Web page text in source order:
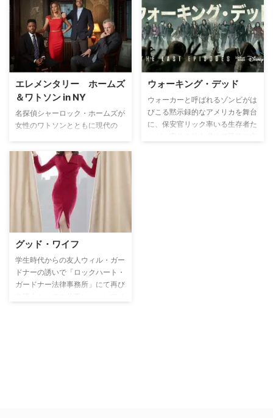
ルター・ビショップ博士という、
フリンジ・サイエンス（非主流科
学）の天才博士の名が浮き上が
る。しかし、博士は17年間ある施
設に収容されており、博士に相談
できる唯一の手段は、疎遠になっ
ていた博士の息子のピーターに協
力を頼むことだった。IQ190の天
才ピーターをなんとか説き伏せ、
オリビア、ウォルター、ピーター
巨大で衝撃的な真実の氷山の一角
に過ぎないと知るのだった…。
るために犯罪コンサルタントとし
てCBI（カリフォルニア州捜査
局）に加わる。犯罪者の心を見抜
いて、型破りな方法で数々の凶悪
事件の真相を暴いていく。
エレメンタリー ホームズ
＆ワトソン in NY
名探偵シャーロック・ホームズが
女性のワトソンとともに現代の
ヒットのスタイリッシュな痛快犯
罪ミステリードラマ。
ウォーキング・デッド
ウォーカーと呼ばれるゾンビがは
びこる黙示録的なアメリカを舞台
に、保安官リック率いる生存者た
グッド・ワイフ
学生時代からの友人ウィル・ガー
ドナーの誘いで「ロックハート・
ガードナー法律事務所」にて再び